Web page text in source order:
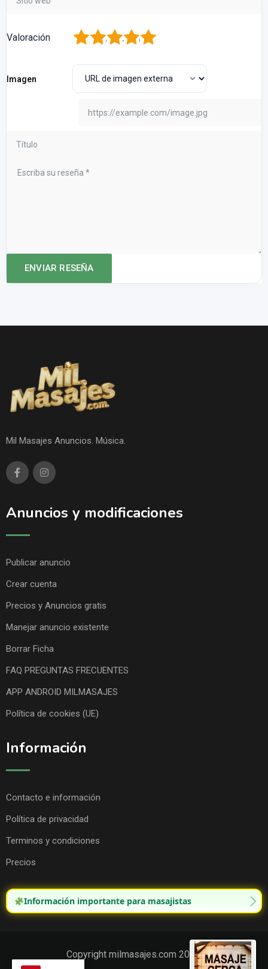
Valoración 5
4
3
2
Imagen
Mil Masajes Anuncios. Música.
Anuncios y modificaciones
Publicar anuncio
Crear cuenta
Precios y Anuncios gratis
Manejar anuncio existente
Borrar Ficha
FAQ PREGUNTAS FRECUENTES
APP ANDROID MILMASAJES
Política de cookies (UE)
Información
Contacto e información
Política de privacidad
Terminos y condiciones
Precios
Información importante para masajistas
Copyright milmasajes.com 2025.